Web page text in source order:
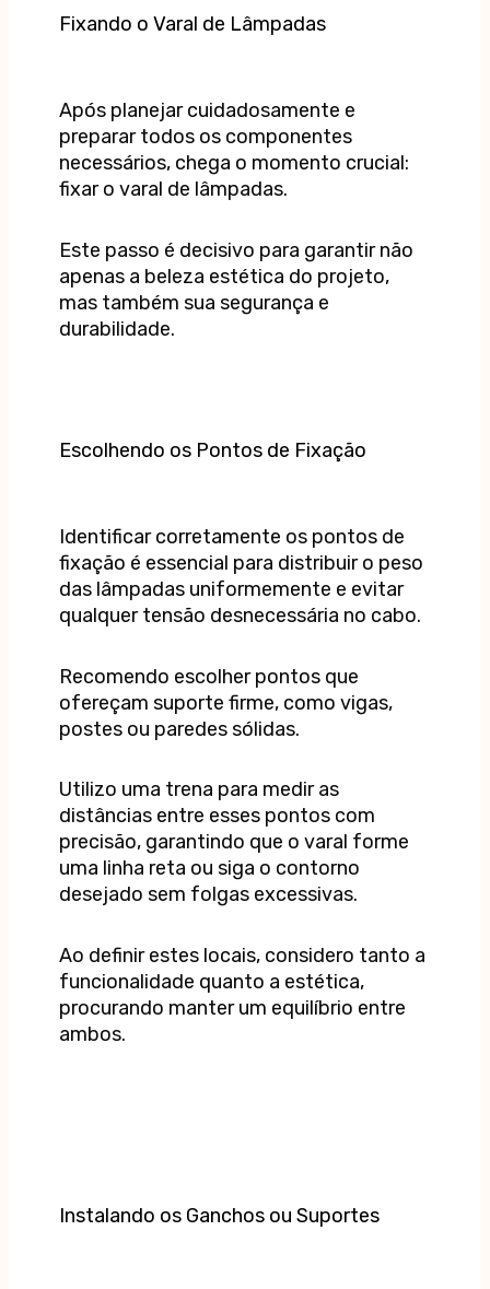
Fixando o Varal de Lâmpadas
Após planejar cuidadosamente e
preparar todos os componentes
necessários, chega o momento crucial:
fixar o varal de lâmpadas.
Este passo é decisivo para garantir não
apenas a beleza estética do projeto,
mas também sua segurança e
durabilidade.
Escolhendo os Pontos de Fixação
Identificar corretamente os pontos de
fixação é essencial para distribuir o peso
das lâmpadas uniformemente e evitar
qualquer tensão desnecessária no cabo.
Recomendo escolher pontos que
ofereçam suporte firme, como vigas,
postes ou paredes sólidas.
Utilizo uma trena para medir as
distâncias entre esses pontos com
precisão, garantindo que o varal forme
uma linha reta ou siga o contorno
desejado sem folgas excessivas.
Ao definir estes locais, considero tanto a
funcionalidade quanto a estética,
procurando manter um equilíbrio entre
ambos.
Instalando os Ganchos ou Suportes